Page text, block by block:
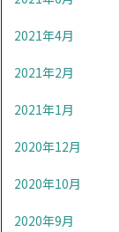
2021年4月
2021年2月
2021年1月
2020年12月
2020年10月
2020年9月